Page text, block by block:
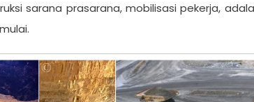
sarana prasarana, mobilisasi pekerja,